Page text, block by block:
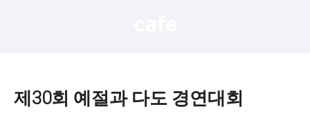
제30회 예절과 다도 경연대회